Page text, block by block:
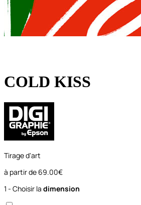
COLD KISS
Tirage d'art
à partir de 69.00€
1 - Choisir la dimension